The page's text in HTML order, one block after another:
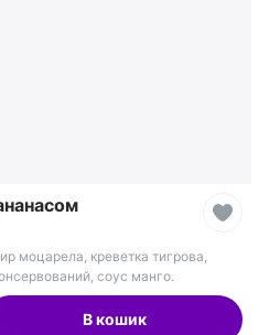
моцарела, креветка тигрова,
соус манго.
В кошик